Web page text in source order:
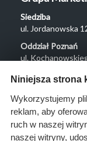
Siedziba
ul. Jordanowska
Oddział Poznań
ul.
Menu
O nas
Rozwiązania
Monitoring
Niniejsza strona
Wykorzystujemy
reklam, aby
ruch w naszej
naszej witryny,